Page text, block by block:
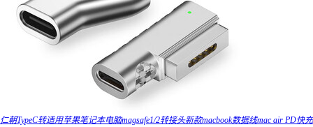
仁朝TypeC转适用苹果笔记本电脑magsafe1/2转接头新款macbook数据线mac air PD快充